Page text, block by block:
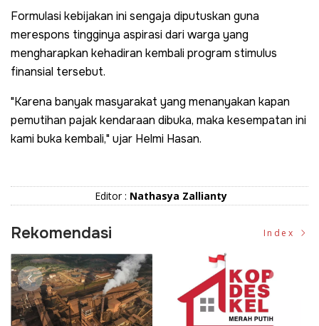
Formulasi kebijakan ini sengaja diputuskan guna
merespons tingginya aspirasi dari warga yang
mengharapkan kehadiran kembali program stimulus
finansial tersebut.
"Karena banyak masyarakat yang menanyakan kapan
pemutihan pajak kendaraan dibuka, maka kesempatan ini
kami buka kembali," ujar Helmi Hasan.
Editor : Nathasya Zallianty
Rekomendasi Index